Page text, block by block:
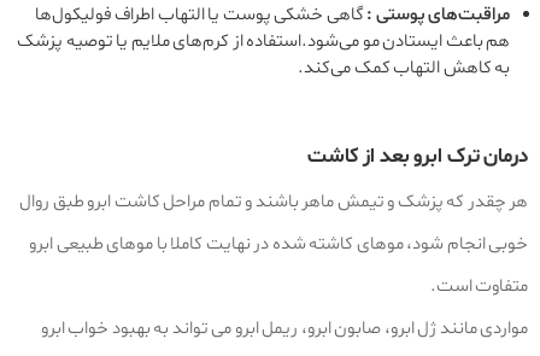
مراقبت‌های پوستی :گاهی خشکی پوست یا التهاب اطراف فولیکول‌ها
هم باعث ایستادن مو می‌شود.استفاده از کرم‌های ملایم یا توصیه پزشک
به کاهش التهاب کمک می‌کند.
درمان ترک ابرو بعد از کاشت
هر چقدر که پزشک و تیمش ماهر باشند و تمام مراحل کاشت ابرو طبق روال
خوبی انجام شود، موهای کاشته شده در نهایت کاملا با موهای طبیعی ابرو
متفاوت است.
مواردی مانند ژل ابرو، صابون ابرو، ریمل ابرو می تواند به بهبود خواب ابرو